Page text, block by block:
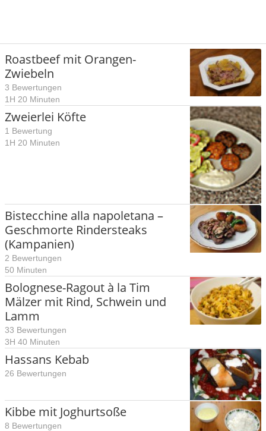
Roastbeef mit Orangen-
Zwiebeln
3 Bewertungen
1H 20 Minuten
Zweierlei Köfte
1 Bewertung
1H 20 Minuten
Bistecchine alla napoletana –
Geschmorte Rindersteaks
(Kampanien)
2 Bewertungen
50 Minuten
Bolognese-Ragout à la Tim
Mälzer mit Rind, Schwein und
Lamm
33 Bewertungen
3H 40 Minuten
Hassans Kebab
26 Bewertungen
Kibbe mit Joghurtsoße
8 Bewertungen